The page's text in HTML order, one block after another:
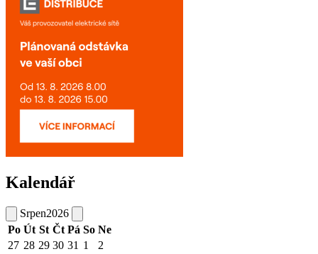
Kalendář
Srpen2026
Po Út St Čt Pá So Ne
27 28 29 30 31 1
2